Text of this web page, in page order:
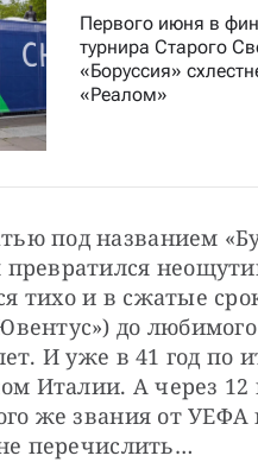
Первого июня в
турнира Старого
«Боруссия»
«Реалом»
под названием
тихо и в сжатые
до
И уже в 41 год по
Италии. А через 12
же звания от
перечислить…